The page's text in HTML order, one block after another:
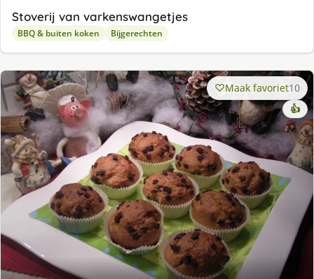
Stoverij van varkenswangetjes
BBQ & buiten koken Bijgerechten
Maak favoriet10
👍